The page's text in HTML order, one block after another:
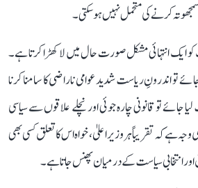
کرنے کی متحمل نہیں ہو سکتی۔
ایک انتہائی مشکل صورت حال میں لا کھڑا کرتا ہے۔
جائے تو اندرونِ ریاست شدید عوامی ناراضی کا سامنا کرنا
جائے تو قانونی چارہ جوئی اور نچلے علاقوں سے سیاسی
وجہ ہے کہ تقریباً ہر وزیر اعلیٰ، خواہ اس کا تعلق کسی بھی
انتخابی سیاست کے درمیان پھنس جاتا ہے۔